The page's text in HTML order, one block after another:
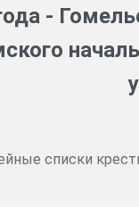
-
списки